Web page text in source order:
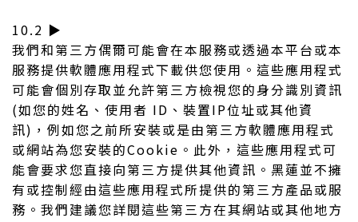
10.2 ▶︎
我們和第三方偶爾可能會在本服務或透過本平台或本
服務提供軟體應用程式下載供您使用。這些應用程式
可能會個別存取並允許第三方檢視您的身分識別資訊
(如您的姓名、使用者 ID、裝置IP位址或其他資
訊)，例如您之前所安裝或是由第三方軟體應用程式
或網站為您安裝的Cookie。此外，這些應用程式可
能會要求您直接向第三方提供其他資訊。黑蓮並不擁
有或控制經由這些應用程式所提供的第三方產品或服
務。我們建議您詳閱這些第三方在其網站或其他地方